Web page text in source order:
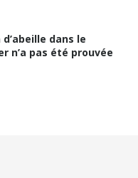
dans le
n’a pas été prouvée